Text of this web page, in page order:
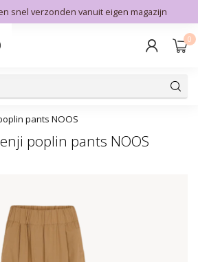
snel verzonden vanuit eigen magazijn
0
pants NOOS
poplin pants NOOS